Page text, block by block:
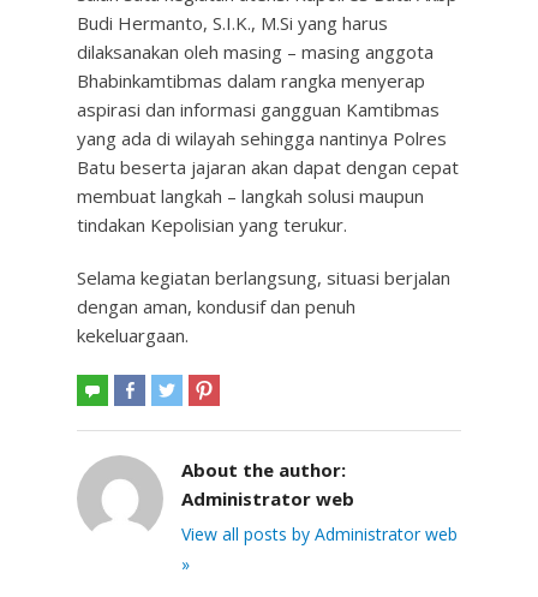
Budi Hermanto, S.I.K., M.Si yang harus
dilaksanakan oleh masing – masing anggota
Bhabinkamtibmas dalam rangka menyerap
aspirasi dan informasi gangguan Kamtibmas
yang ada di wilayah sehingga nantinya Polres
Batu beserta jajaran akan dapat dengan cepat
membuat langkah – langkah solusi maupun
tindakan Kepolisian yang terukur.
Selama kegiatan berlangsung, situasi berjalan
dengan aman, kondusif dan penuh
kekeluargaan.
About the author:
Administrator web
View all posts by Administrator web
»